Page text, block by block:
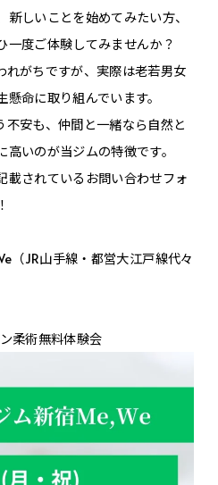
しいことを始めてみたい方、
一度ご体験してみませんか？
れがちですが、実際は老若男女
命に取り組んでいます。
不安も、仲間と一緒なら自然と
いのが当ジムの特徴です。
載されているお問い合わせフォ
（JR山手線・都営大江戸線代々
柔術無料体験会